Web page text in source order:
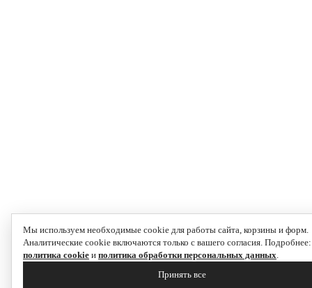
Мы используем необходимые cookie для работы сайта, корзины и форм.
Аналитические cookie включаются только с вашего согласия. Подробнее:
политика cookie и политика обработки персональных данных.
Принять все